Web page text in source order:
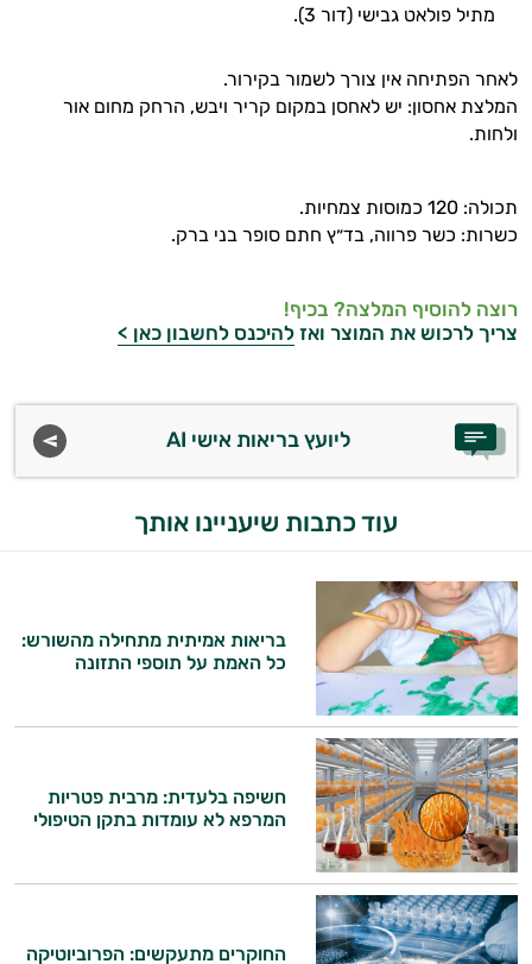
מתיל פולאט גבישי (דור 3).
לאחר הפתיחה אין צורך לשמור בקירור.
המלצת אחסון: יש לאחסן במקום קריר ויבש, הרחק מחום אור
ולחות.
תכולה: 120 כמוסות צמחיות.
כשרות: כשר פרווה, בד״ץ חתם סופר בני ברק.
רוצה להוסיף המלצה? בכיף!
צריך לרכוש את המוצר ואז להיכנס לחשבון כאן >
ליועץ בריאות אישי AI
עוד כתבות שיעניינו אותך
בריאות אמיתית מתחילה מהשורש:
כל האמת על תוספי התזונה
חשיפה בלעדית: מרבית פטריות
המרפא לא עומדות בתקן הטיפולי
החוקרים מתעקשים: הפרוביוטיקה